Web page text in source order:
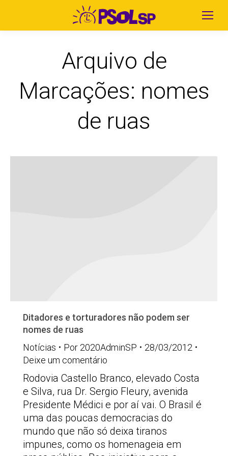
Arquivo de
Marcações: nomes
de ruas
Ditadores e torturadores não podem ser
nomes de ruas
Notícias
Por 2020AdminSP
28/03/2012
Deixe um comentário
Rodovia Castello Branco, elevado Costa
e Silva, rua Dr. Sergio Fleury, avenida
Presidente Médici e por aí vai. O Brasil é
uma das poucas democracias do
mundo que não só deixa tiranos
impunes, como os homenageia em